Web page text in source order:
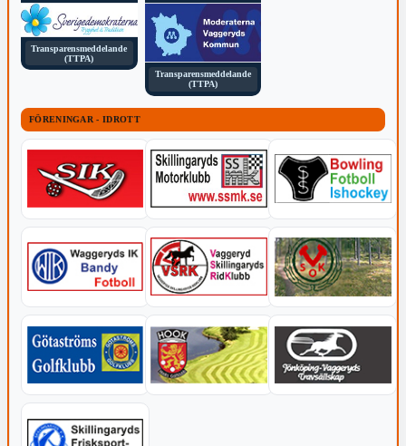
Transparensmeddelande
(TTPA)
Transparensmeddelande
(TTPA)
FÖRENINGAR - IDROTT